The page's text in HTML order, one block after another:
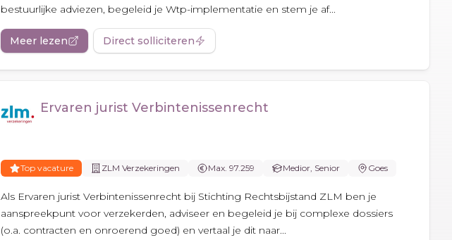
bestuurlijke adviezen, begeleid je Wtp-implementatie en stem je af...
Meer lezen Direct solliciteren
Ervaren jurist Verbintenissenrecht
Top vacature ZLM Verzekeringen Max. 97.259 Medior, Senior Goes
Als Ervaren jurist Verbintenissenrecht bij Stichting Rechtsbijstand ZLM ben je
aanspreekpunt voor verzekerden, adviseer en begeleid je bij complexe dossiers
(o.a. contracten en onroerend goed) en vertaal je dit naar...